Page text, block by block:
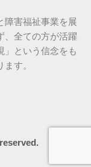
障害福祉事業を展
、全ての方が活躍
」という信念をも
す。